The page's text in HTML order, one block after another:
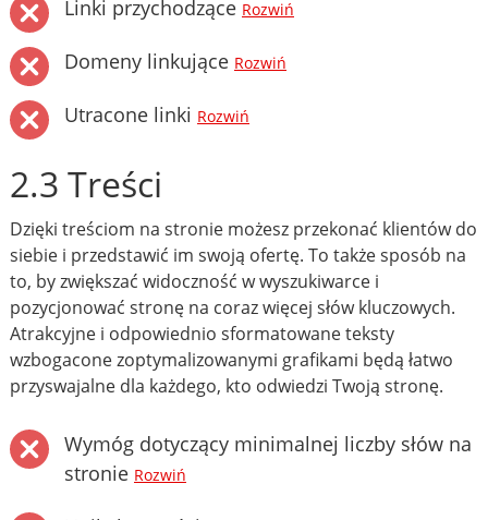
Linki przychodzące Rozwiń
Domeny linkujące Rozwiń
Utracone linki Rozwiń
2.3 Treści
Dzięki treściom na stronie możesz przekonać klientów do
siebie i przedstawić im swoją ofertę. To także sposób na
to, by zwiększać widoczność w wyszukiwarce i
pozycjonować stronę na coraz więcej słów kluczowych.
Atrakcyjne i odpowiednio sformatowane teksty
wzbogacone zoptymalizowanymi grafikami będą łatwo
przyswajalne dla każdego, kto odwiedzi Twoją stronę.
Wymóg dotyczący minimalnej liczby słów na
stronie Rozwiń